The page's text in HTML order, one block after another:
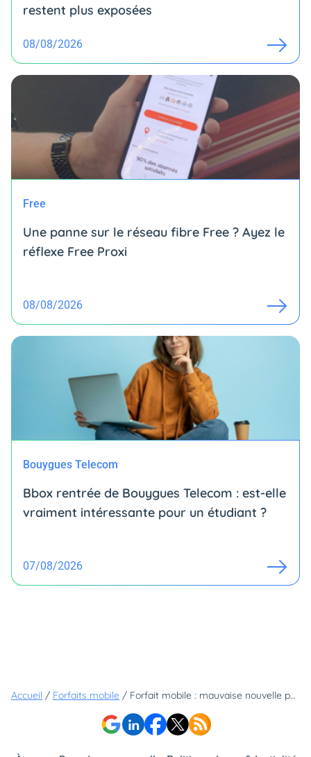
restent plus exposées
08/08/2026
Free
Une panne sur le réseau fibre Free ? Ayez le
réflexe Free Proxi
08/08/2026
Bouygues Telecom
Bbox rentrée de Bouygues Telecom : est-elle
vraiment intéressante pour un étudiant ?
07/08/2026
Accueil / Forfaits mobile / Forfait mobile : mauvaise nouvelle pour les clients qui ne s'abonnent pas chez ces 3 opérateurs